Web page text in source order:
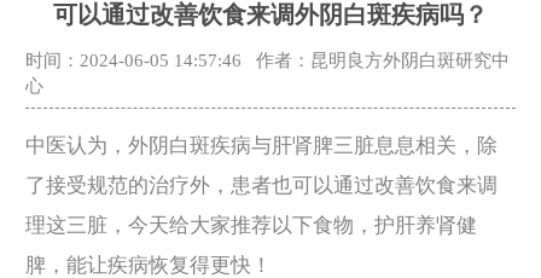
可以通过改善饮食来调外阴白斑疾病吗？
时间：2024-06-05 14:57:46
作者：昆明良方外阴白斑研究中
心
中医认为，外阴白斑疾病与肝肾脾三脏息息相关，除
了接受规范的治疗外，患者也可以通过改善饮食来调
理这三脏，今天给大家推荐以下食物，护肝养肾健
脾，能让疾病恢复得更快！